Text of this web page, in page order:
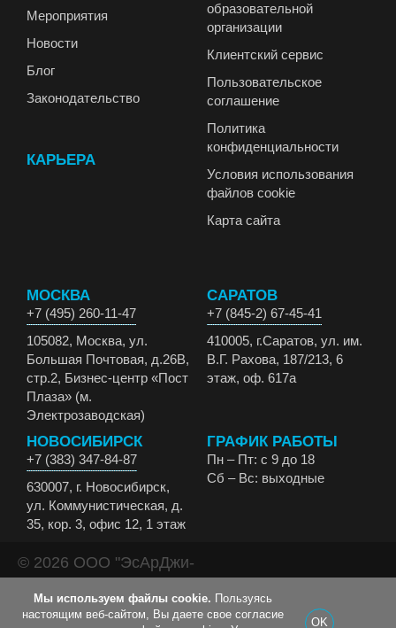
Мероприятия
Новости
Блог
Законодательство
КАРЬЕРА
образовательной
организации
Клиентский сервис
Пользовательское
соглашение
Политика
конфиденциальности
Условия использования
файлов cookie
Карта сайта
МОСКВА
+7 (495) 260-11-47
105082, Москва, ул.
Большая Почтовая, д.26В,
стр.2, Бизнес-центр «Пост
Плаза» (м.
Электрозаводская)
САРАТОВ
+7 (845-2) 67-45-41
410005, г.Саратов, ул. им.
В.Г. Рахова, 187/213, 6
этаж, оф. 617а
НОВОСИБИРСК
+7 (383) 347-84-87
630007, г. Новосибирск,
ул. Коммунистическая, д.
35, кор. 3, офис 12, 1 этаж
ГРАФИК РАБОТЫ
Пн – Пт: с 9 до 18
Сб – Вс: выходные
© 2026 ООО "ЭсАрДжи-
защищены.
Мы используем файлы cookie. Пользуясь
настоящим веб-сайтом, Вы даете свое согласие
OK